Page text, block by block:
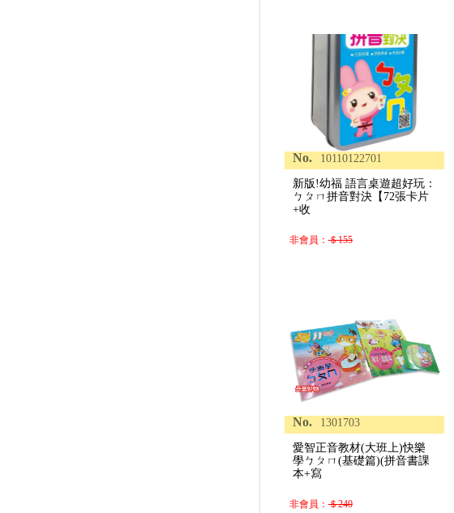
No. 10110122701
新版!幼福 語言桌遊超好玩：
ㄅㄆㄇ拼音對決【72張卡片
+收
非會員：＄155
No. 1301703
愛智正音教材(大班上)快樂
學ㄅㄆㄇ(基礎篇)(拼音書課
本+寫
非會員：＄240